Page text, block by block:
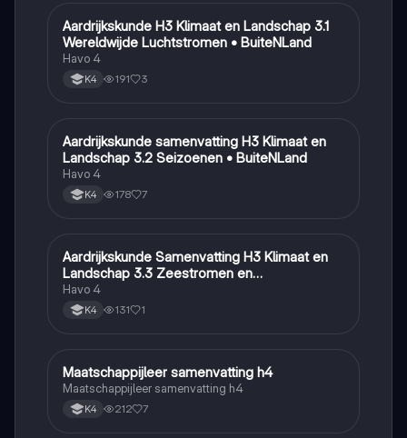
Aardrijkskunde
Aardrijkskunde H3 Klimaat en Landschap 3.1
Wereldwijde Luchtstromen • BuiteNLand
Havo 4
K4 191 3
Aardrijkskunde
Aardrijkskunde samenvatting H3 Klimaat en
Landschap 3.2 Seizoenen • BuiteNLand
Havo 4
K4 178 7
Aardrijkskunde
Aardrijkskunde Samenvatting H3 Klimaat en
Landschap 3.3 Zeestromen en
Klimaatgebieden • BuiteNLand
Havo 4
K4 131 1
Maatschappijleer
Maatschappijleer samenvatting h4
Maatschappijleer samenvatting h4
K4 212 7